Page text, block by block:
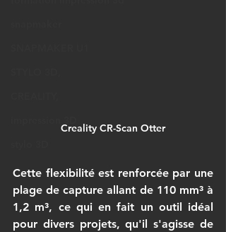
Creality CR-Scan Otter
plage de capture allant de 110 mm³ à
1,2 m³, ce qui en fait un outil idéal
pour divers projets, qu'il s'agisse de